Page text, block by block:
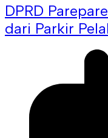
DPRD
dari Parkir